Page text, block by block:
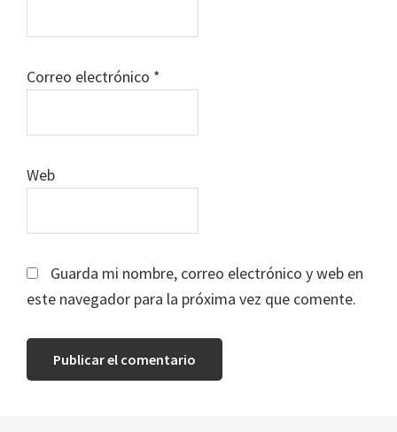
Correo electrónico *
Web
Guarda mi nombre, correo electrónico y web en
este navegador para la próxima vez que comente.